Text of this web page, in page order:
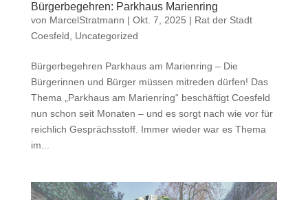
Bürgerbegehren: Parkhaus Marienring
von MarcelStratmann | Okt. 7, 2025 | Rat der Stadt
Coesfeld
Uncategorized
Bürgerbegehren Parkhaus am Marienring – Die
Bürgerinnen und Bürger müssen mitreden dürfen! Das
Thema „Parkhaus am Marienring“ beschäftigt Coesfeld
nun schon seit Monaten – und es sorgt nach wie vor für
reichlich Gesprächsstoff. Immer wieder war es Thema
im...